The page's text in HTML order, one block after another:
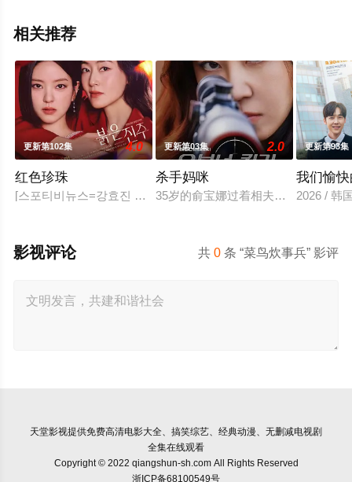
相关推荐
更新第102集 4.0
红色珍珠
[스포티비뉴스=강효진 기자] 배우 박진희가 본격 컴백 활동에
更新第03集 2.0
杀手妈咪
35岁的俞宝娜过着相夫教子的普通生
更新第93集
我们愉
2026 / 韩
共0 条 “菜鸟炊事兵” 影评
影视评论
天堂影视提供免费高清电影大全、搞笑综艺、经典动漫、无删减电视剧
全集在线观看
Copyright © 2022 qiangshun-sh.com All Rights Reserved
浙ICP备68100549号